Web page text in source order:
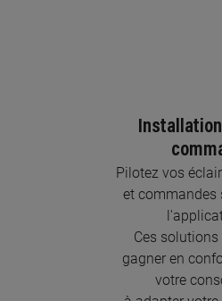
Pilotez vos
et commandes
Ces
gagner en
votre